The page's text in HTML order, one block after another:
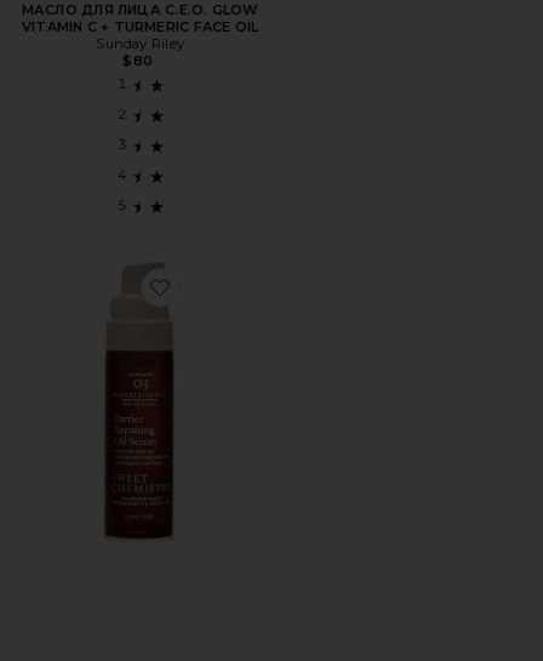
МАСЛО ДЛЯ ЛИЦА C.E.O. GLOW
VITAMIN C + TURMERIC FACE OIL
Sunday Riley
$80
Favorite СЫВОРОТКА ДЛЯ ЛИЦА